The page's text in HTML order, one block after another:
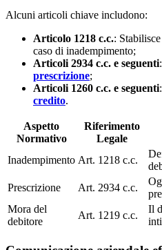
Alcuni articoli chiave includono:
Articolo 1218 c.c.:
caso di inadempimento;
Articoli 2934 c.c. e seguenti
prescrizione;
Articoli 1260 c.c. e seguenti
credito.
Aspetto
Normativo
Riferimento
Legale
Inadempimento Art. 1218 c.c.
Prescrizione
Art. 2934 c.c.
Mora del
debitore
Art. 1219 c.c.
Il